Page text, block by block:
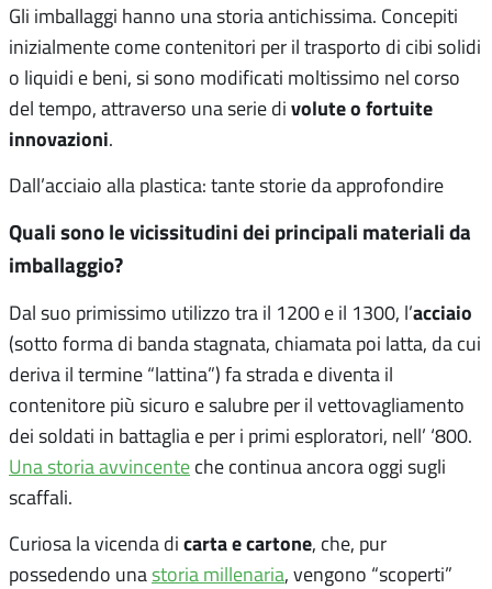
Gli imballaggi hanno una storia antichissima. Concepiti
inizialmente come contenitori per il trasporto di cibi solidi
o liquidi e beni, si sono modificati moltissimo nel corso
del tempo, attraverso una serie di volute o fortuite
innovazioni.
Dall’acciaio alla plastica: tante storie da approfondire
Quali sono le vicissitudini dei principali materiali da
imballaggio?
Dal suo primissimo utilizzo tra il 1200 e il 1300, l’acciaio
(sotto forma di banda stagnata, chiamata poi latta, da cui
deriva il termine “lattina”) fa strada e diventa il
contenitore più sicuro e salubre per il vettovagliamento
dei soldati in battaglia e per i primi esploratori, nell’ ‘800.
Una storia avvincente che continua ancora oggi sugli
scaffali.
Curiosa la vicenda di carta e cartone, che, pur
possedendo una storia millenaria, vengono “scoperti”